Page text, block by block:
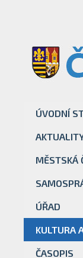
ÚVODNÍ
MĚSTSKÁ
ÚŘAD
KULTURA
ČASOPIS